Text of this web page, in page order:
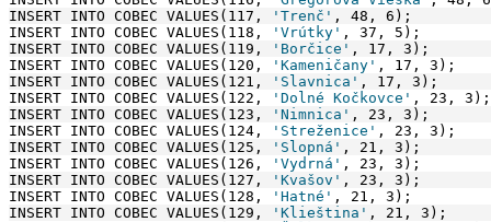
INSERT INTO COBEC VALUES(117,
'Trenč' , 48, 6);
INSERT INTO COBEC VALUES(118,
'Vrútky' , 37, 5);
INSERT INTO COBEC VALUES(119,
'Borčice' , 17, 3);
INSERT INTO COBEC VALUES(120,
'Kameničany' , 17, 3);
INSERT INTO COBEC VALUES(121,
'Slavnica' , 17, 3);
INSERT INTO COBEC VALUES(122,
'Dolné Kočkovce' , 23, 3);
INSERT INTO COBEC VALUES(123,
'Nimnica' , 23, 3);
INSERT INTO COBEC VALUES(124,
'Streženice' , 23, 3);
INSERT INTO COBEC VALUES(125,
'Slopná' , 21, 3);
INSERT INTO COBEC VALUES(126,
'Vydrná' , 23, 3);
INSERT INTO COBEC VALUES(127,
'Kvašov' , 23, 3);
INSERT INTO COBEC VALUES(128,
'Hatné' , 21, 3);
INSERT INTO COBEC VALUES(129,
'Klieština' , 21, 3);